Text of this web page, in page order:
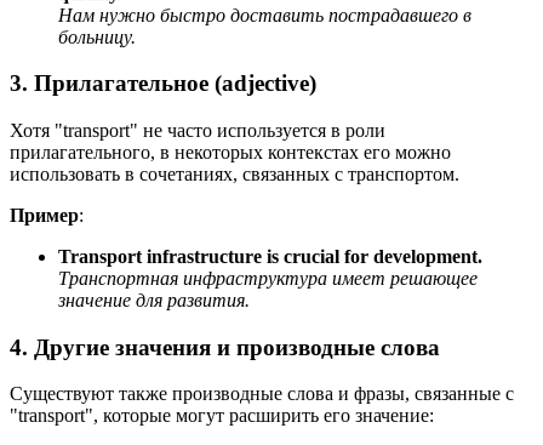
Нам нужно быстро доставить пострадавшего в
больницу.
3. Прилагательное (adjective)
Хотя "transport" не часто используется в роли
прилагательного, в некоторых контекстах его можно
использовать в сочетаниях, связанных с транспортом.
Пример:
Transport infrastructure is crucial for development.
Транспортная инфраструктура имеет решающее
значение для развития.
4. Другие значения и производные слова
Существуют также производные слова и фразы, связанные с
"transport", которые могут расширить его значение: